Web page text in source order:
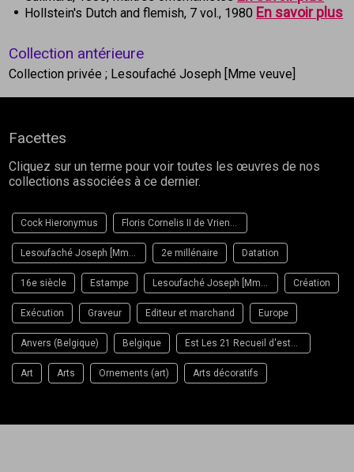
Hollstein's Dutch and flemish, 7 vol., 1980 En savoir plus
Collection antérieure
Collection privée; Lesoufaché Joseph [Mme veuve]
Facettes
Cliquez sur un terme pour voir toutes les œuvres de nos
collections associées à ce dernier.
Cock Hieronymus
2e millénaire Datation
16e siècle Estampe Création
Exécution Graveur Editeur et marchand Europe
Anvers (Belgique) Belgique
Art Arts Ornements (art) Arts décoratifs